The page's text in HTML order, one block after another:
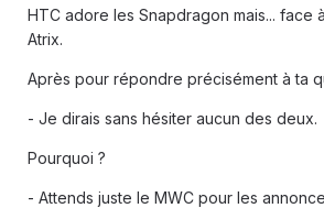
HTC adore les Snapdragon mais...
Atrix.
Après pour répondre précisément à ta
- Je dirais sans hésiter aucun des deux.
Pourquoi ?
- Attends juste le MWC pour les